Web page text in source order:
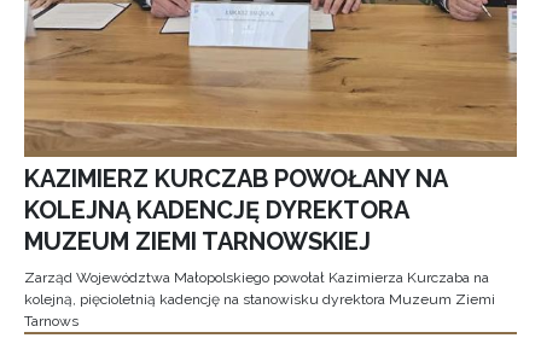
KAZIMIERZ KURCZAB POWOŁANY NA
KOLEJNĄ KADENCJĘ DYREKTORA
MUZEUM ZIEMI TARNOWSKIEJ
Zarząd Województwa Małopolskiego powołał Kazimierza Kurczaba na
kolejną, pięcioletnią kadencję na stanowisku dyrektora Muzeum Ziemi
Tarnows